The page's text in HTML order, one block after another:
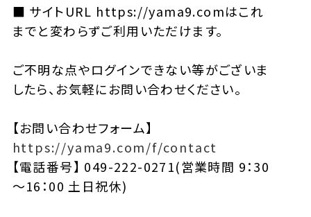
■ サイトURL https://yama9.comはこれ
までと変わらずご利用いただけます。
ご不明な点やログインできない等がございま
したら、お気軽にお問い合わせください。
【お問い合わせフォーム】
https://yama9.com/f/contact
【電話番号】 049-222-0271(営業時間 9：30
～16：00 土日祝休)